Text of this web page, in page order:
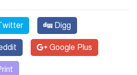
Digg
Google Plus